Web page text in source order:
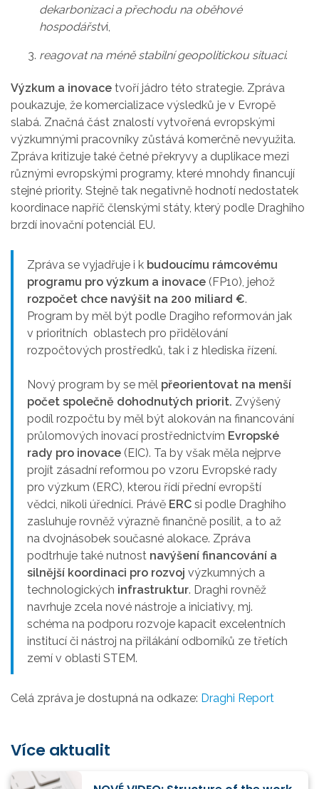
dekarbonizaci a přechodu na oběhové
hospodářství,
reagovat na méně stabilní geopolitickou situaci.
Výzkum a inovace tvoří jádro této strategie. Zpráva
poukazuje, že komercializace výsledků je v Evropě
slabá. Značná část znalostí vytvořená evropskými
výzkumnými pracovníky zůstává komerčně nevyužita.
Zpráva kritizuje také četné překryvy a duplikace mezi
různými evropskými programy, které mnohdy financují
stejné priority. Stejně tak negativně hodnotí nedostatek
koordinace napříč členskými státy, který podle Draghiho
brzdí inovační potenciál EU.
Zpráva se vyjadřuje i k budoucímu rámcovému
programu pro výzkum a inovace (FP10), jehož
rozpočet chce navýšit na 200 miliard €.
Program by měl být podle Dragiho reformován jak
v prioritních oblastech pro přidělování
rozpočtových prostředků, tak i z hlediska řízení.
Nový program by se měl přeorientovat na menší
počet společně dohodnutých priorit. Zvýšený
podíl rozpočtu by měl být alokován na financování
průlomových inovací prostřednictvím Evropské
rady pro inovace (EIC). Ta by však měla nejprve
projít zásadní reformou po vzoru Evropské rady
pro výzkum (ERC), kterou řídí přední evropští
vědci, nikoli úředníci. Právě ERC si podle Draghiho
zasluhuje rovněž výrazně finančně posílit, a to až
na dvojnásobek současné alokace. Zpráva
podtrhuje také nutnost navýšení financování a
silnější koordinaci pro rozvoj výzkumných a
technologických infrastruktur. Draghi rovněž
navrhuje zcela nové nástroje a iniciativy, mj.
schéma na podporu rozvoje kapacit excelentních
institucí či nástroj na přilákání odborníků ze třetích
zemí v oblasti STEM.
Celá zpráva je dostupná na odkaze: Draghi Report
Více aktualit